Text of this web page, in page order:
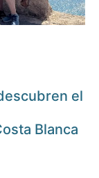
el
Blanca